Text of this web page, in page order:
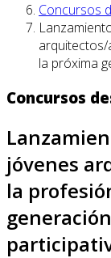
Concursos
arquitectos/
la próxima
Concursos
jóvenes
la